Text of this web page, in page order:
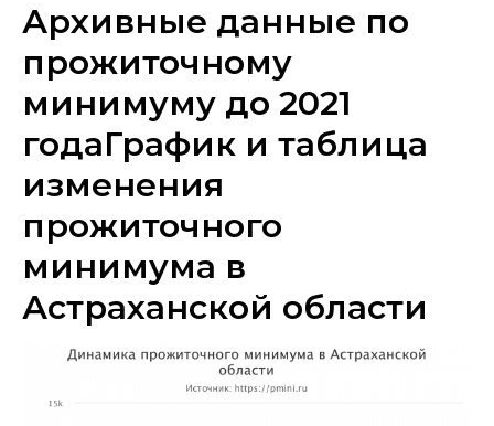
Архивные данные по
прожиточному
минимуму до 2021
годаГрафик и таблица
изменения
прожиточного
минимума в
Астраханской области